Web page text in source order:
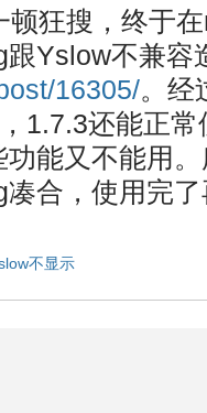
顿狂搜，终于
Yslow不兼容
16305/。经
1.7.3还能正
能又不能用
合，使用完
不显示